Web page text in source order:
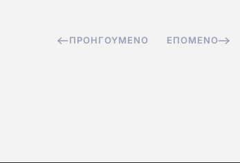
ΠΡΟΗΓΟΎΜΕΝΟ ΕΠΌΜΕΝΟ